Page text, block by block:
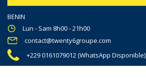
BENIN
Lun - Sam 8h00 - 21h00
contact@twenty6groupe.com
+229 0161079012 (WhatsApp Disponible)